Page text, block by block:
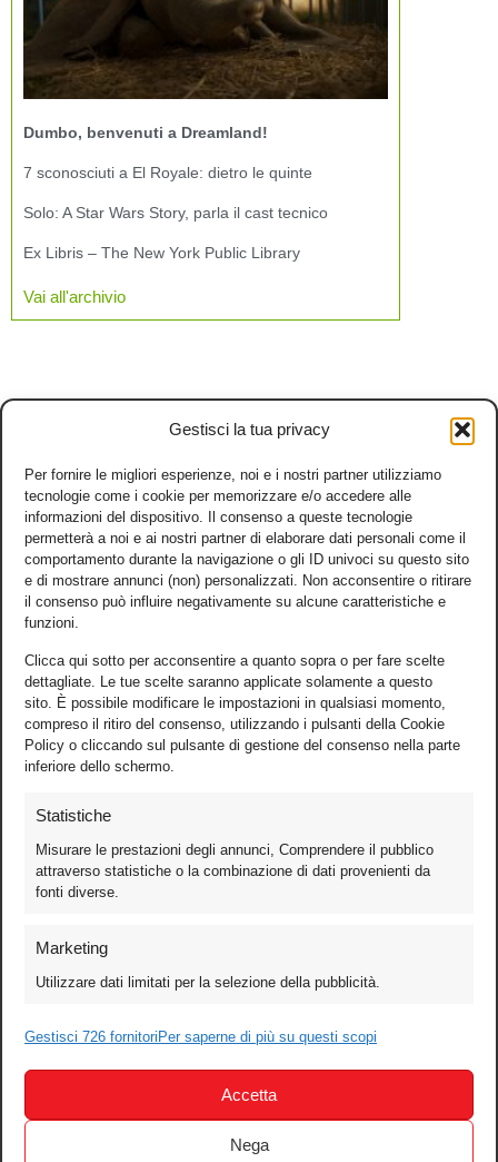
Gestisci la tua privacy
Per fornire le migliori esperienze, noi e i nostri partner utilizziamo
tecnologie come i cookie per memorizzare e/o accedere alle
informazioni del dispositivo. Il consenso a queste tecnologie
permetterà a noi e ai nostri partner di elaborare dati personali come il
comportamento durante la navigazione o gli ID univoci su questo sito
e di mostrare annunci (non) personalizzati. Non acconsentire o ritirare
il consenso può influire negativamente su alcune caratteristiche e
funzioni.
Clicca qui sotto per acconsentire a quanto sopra o per fare scelte
dettagliate. Le tue scelte saranno applicate solamente a questo
sito. È possibile modificare le impostazioni in qualsiasi momento,
compreso il ritiro del consenso, utilizzando i pulsanti della Cookie
Policy o cliccando sul pulsante di gestione del consenso nella parte
inferiore dello schermo.
Statistiche
Misurare le prestazioni degli annunci, Comprendere il pubblico
attraverso statistiche o la combinazione di dati provenienti da
fonti diverse.
Marketing
Utilizzare dati limitati per la selezione della pubblicità.
Gestisci 726 fornitori Per saperne di più su questi scopi
Accetta
Nega
Dumbo, benvenuti a Dreamland!
7 sconosciuti a El Royale: dietro le quinte
Solo: A Star Wars Story, parla il cast tecnico
Ex Libris – The New York Public Library
Vai all'archivio
Games
Test